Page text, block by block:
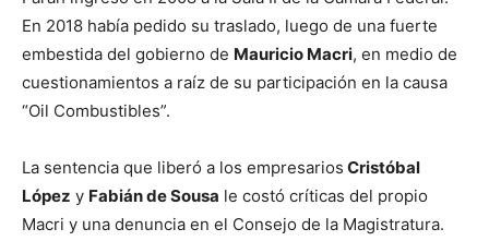
En 2018 había pedido su traslado, luego de una fuerte
embestida del gobierno de Mauricio Macri, en medio de
cuestionamientos a raíz de su participación en la causa
“Oil Combustibles”.
La sentencia que liberó a los empresarios Cristóbal
López y Fabián de Sousa le costó críticas del propio
Macri y una denuncia en el Consejo de la Magistratura.